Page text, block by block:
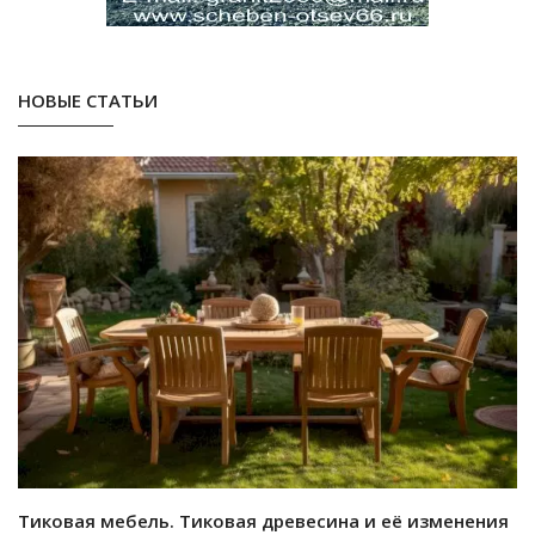
НОВЫЕ СТАТЬИ
Тиковая мебель. Тиковая древесина и её изменения